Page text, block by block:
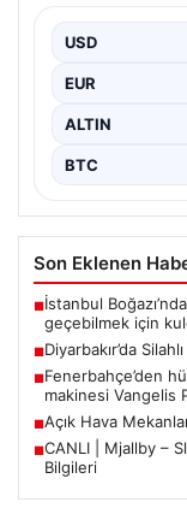
bölge sakinlerini
uzun…
USD
EUR
ALTIN
BTC
Son Eklenen
■İstanbul
geçebilmek için
■Diyarbakır’da
■Fenerbahçe’den
makinesi Vangelis
■Açık Hava
■CANLI | Mjallby –
Bilgileri